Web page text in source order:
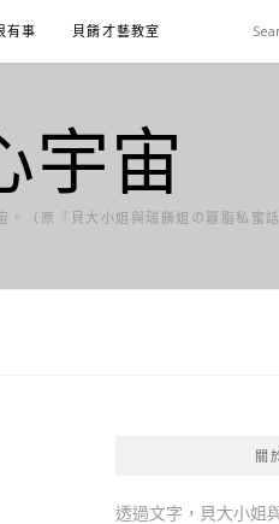
有事 貝餚才藝教室
宇宙
（原『貝大小姐與瑞餚姐の囂脂私蜜話
關
透過文字，貝大小姐